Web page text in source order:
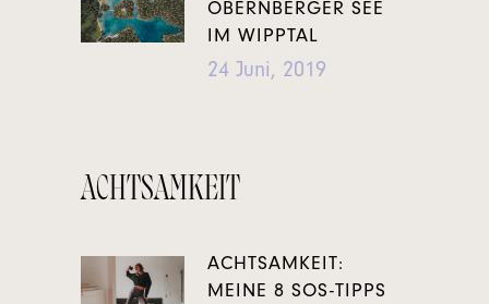
OBERNBERGER SEE
IM WIPPTAL
24 Juni, 2019
ACHTSAMKEIT
ACHTSAMKEIT:
MEINE 8 SOS-TIPPS